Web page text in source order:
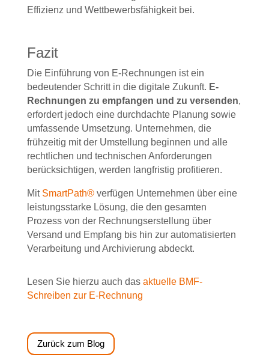
Effizienz und Wettbewerbsfähigkeit bei.
Fazit
Die Einführung von E-Rechnungen ist ein
bedeutender Schritt in die digitale Zukunft. E-
Rechnungen zu empfangen und zu versenden,
erfordert jedoch eine durchdachte Planung sowie
umfassende Umsetzung. Unternehmen, die
frühzeitig mit der Umstellung beginnen und alle
rechtlichen und technischen Anforderungen
berücksichtigen, werden langfristig profitieren.
Mit SmartPath®verfügen Unternehmen über eine
leistungsstarke Lösung, die den gesamten
Prozess von der Rechnungserstellung über
Versand und Empfang bis hin zur automatisierten
Verarbeitung und Archivierung abdeckt.
Lesen Sie hierzu auch das aktuelle BMF-
Schreiben zur E-Rechnung
Zurück zum Blog